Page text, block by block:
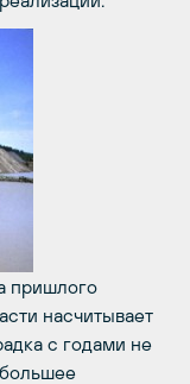
пришлого
насчитывает
с годами не
большее